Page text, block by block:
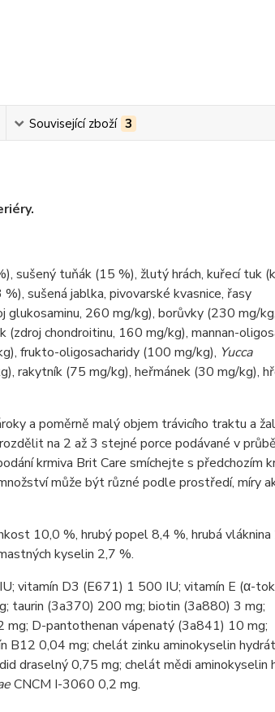
Související zboží 3
sušený tuňák (15 %), žlutý hrách, kuřecí tuk
sušená jablka, pivovarské kvasnice, řasy
glukosaminu, 260 mg/kg), borůvky (230 mg/
chondroitinu, 160 mg/kg), mannan-
frukto-oligosacharidy (100 mg/kg), Yucca
rakytník (75 mg/kg), heřmánek (30 mg/kg),
a poměrně malý objem trávicího traktu a
na 2 až 3 stejné porce podávané v
krmiva Brit Care smíchejte s předchozím
může být různé podle prostředí, míry
10,0 %, hrubý popel 8,4 %, hrubá vláknina
kyselin 2,7 %.
vitamín D3 (E671) 1 500 IU; vitamín E (α-
taurin (3a370) 200 mg; biotin (3a880) 3 mg;
D-pantothenan vápenatý (3a841) 10 mg;
0,04 mg; chelát zinku aminokyselin
draselný 0,75 mg; chelát mědi aminokyselin
CNCM I-3060 0,2 mg.